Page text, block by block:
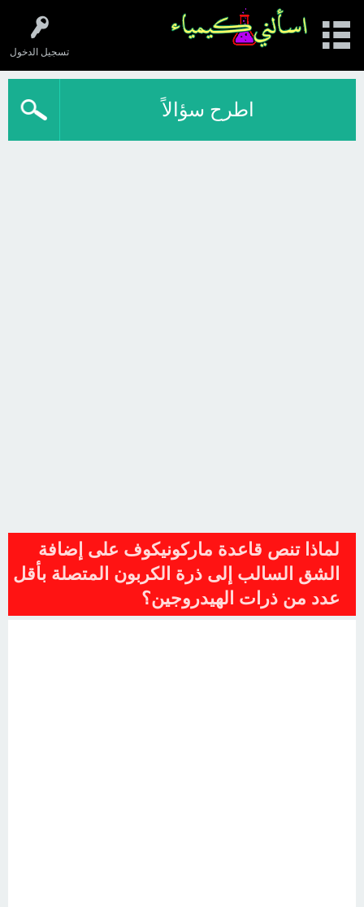
تسجيل الدخول
اطرح سؤالاً
لماذا تنص قاعدة ماركونيكوف على إضافة
الشق السالب إلى ذرة الكربون المتصلة بأقل
عدد من ذرات الهيدروجين؟